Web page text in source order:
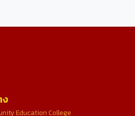
Education College